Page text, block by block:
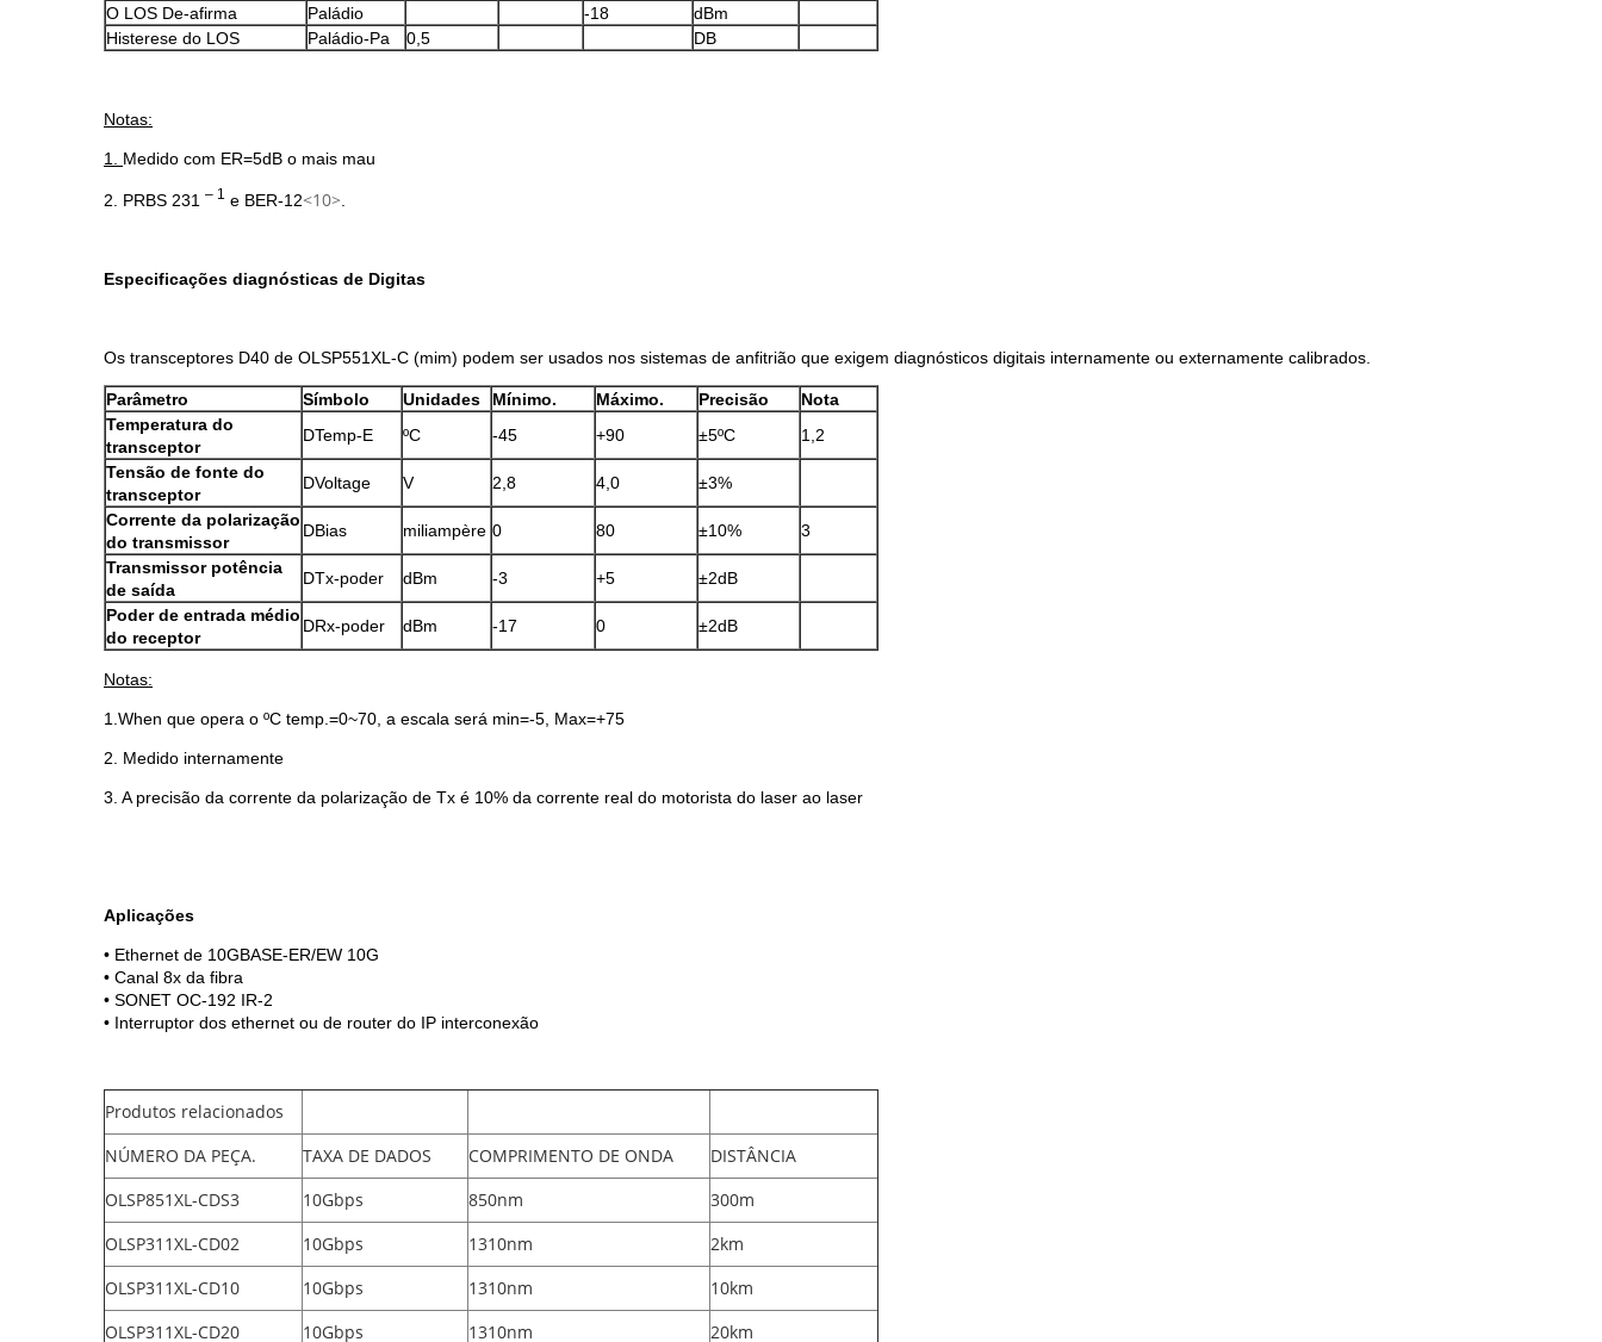
O LOS De-afirma
Paládio -18
dBm
Histerese do LOS
Paládio-Pa 0,5 DB
Notas:
1. Medido com ER=5dB o mais mau
2. PRBS 231 – 1 e BER-12<10>
Especificações diagnósticas de Digitas
Os transceptores D40 de OLSP551XL-C (mim) podem ser usados nos sistemas de anfitrião que exigem diagnósticos digitais internamente ou externamente calibrados.
Parâmetro Símbolo Unidades Mínimo. Máximo. Precisão
Nota
Temperatura do
transceptor
DTemp-E ºC -45 +90 ±5ºC
1,2
Tensão de fonte do
transceptor
DVoltage V 2,8 4,0
±3%
Corrente da polarização
do transmissor
DBias miliampère 0 80 ±10%
3
Transmissor potência
de saída
DTx-poder dBm -3 +5
±2dB
Poder de entrada médio
do receptor
DRx-poder dBm -17 0 ±2dB
Notas:
1.When que opera o ºC temp.=0~70, a escala será min=-5, Max=+75
2. Medido internamente
3. A precisão da corrente da polarização de Tx é 10% da corrente real do motorista do laser ao laser
Aplicações
• Ethernet de 10GBASE-ER/EW 10G
• Canal 8x da fibra
• SONET OC-192 IR-2
• Interruptor dos ethernet ou de router do IP interconexão
Produtos relacionados
NÚMERO DA PEÇA.
TAXA DE DADOS COMPRIMENTO DE ONDA
DISTÂNCIA
OLSP851XL-CDS3
10Gbps 850nm
300m
OLSP311XL-CD02
10Gbps 1310nm
2km
OLSP311XL-CD10
10Gbps 1310nm
10km
OLSP311XL-CD20
10Gbps 1310nm
20km